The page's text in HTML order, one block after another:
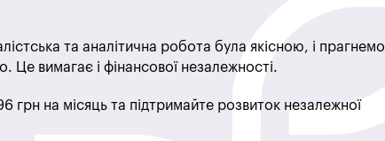
та аналітична робота була якісною, і прагнемо
Це вимагає і фінансової незалежності.
грн на місяць та підтримайте розвиток незалежної